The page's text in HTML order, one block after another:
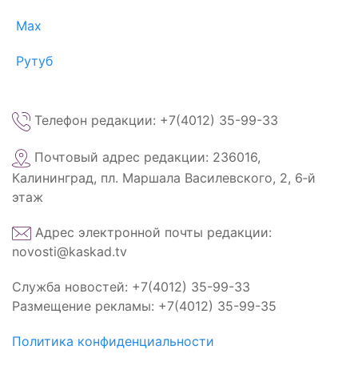
Max
Рутуб
Телефон редакции: +7(4012) 35-99-33
Почтовый адрес редакции: 236016,
Калининград, пл. Маршала Василевского, 2, 6‑й
этаж
Адрес электронной почты редакции:
novosti@kaskad.tv
Служба новостей: +7(4012) 35-99-33
Размещение рекламы: +7(4012) 35-99-35
Политика конфиденциальности